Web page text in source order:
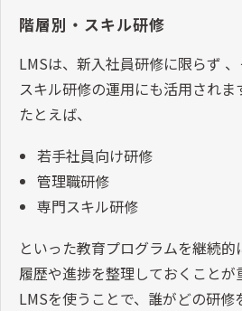
階層別・スキル研修
LMSは、新入社員研修に限らず
スキル研修の運用にも活用されま
たとえば、
若手社員向け研修
管理職研修
専門スキル研修
といった教育プログラムを継続
履歴や進捗を整理しておくことが
LMSを使うことで、誰がどの研修